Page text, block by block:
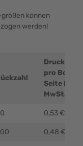
können
werden!
pro Box
Seite (zzgl.
MwSt.)
0,53 €
0,48 €